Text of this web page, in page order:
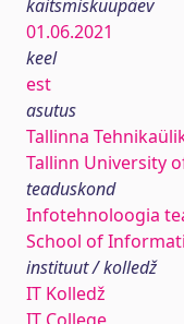
kaitsmiskuupäev
01.06.2021
keel
est
asutus
Tallinna
Tallinn University
teaduskond
Infotehnoloogia
School of
instituut / kolledž
IT Kolledž